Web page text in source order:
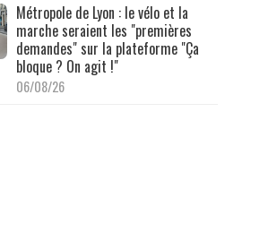
Métropole de Lyon : le vélo et la
marche seraient les "premières
demandes" sur la plateforme "Ça
bloque ? On agit !"
06/08/26